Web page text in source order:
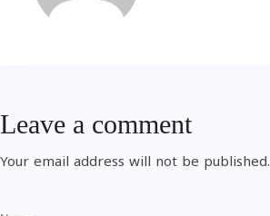
Leave a comment
Your email address will not be published.